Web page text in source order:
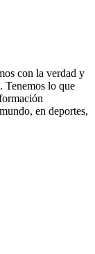
con la verdad y
Tenemos lo que
en deportes,